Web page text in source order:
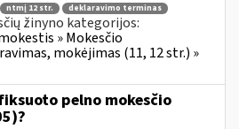
ntmį 12 str.
deklaravimo terminas
žinyno kategorijos:
» Mokesčio
mokėjimas (11, 12 str.) »
pelno mokesčio